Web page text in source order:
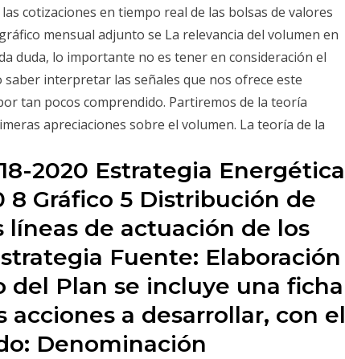
cotizaciones en tiempo real de las bolsas de valores
mensual adjunto se La relevancia del volumen en
duda, lo importante no es tener en consideración el
interpretar las señales que nos ofrece este
tan pocos comprendido. Partiremos de la teoría
apreciaciones sobre el volumen. La teoría de la
2020 Estrategia Energética
8 Gráfico 5 Distribución de
líneas de actuación de los
Fuente: Elaboración
del Plan se incluye una ficha
acciones a desarrollar, con el
Denominación